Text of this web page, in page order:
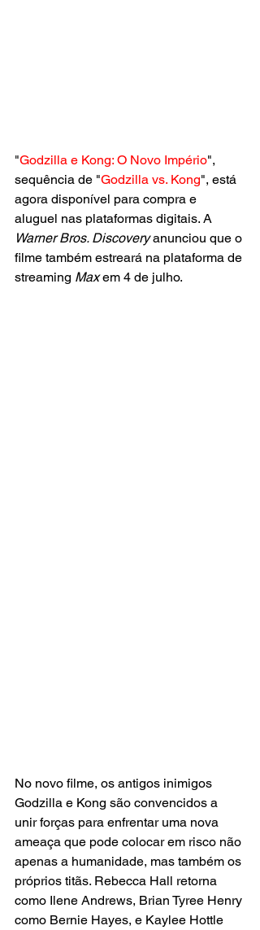
"Godzilla e Kong: O Novo Império",
sequência de "Godzilla vs. Kong", está
agora disponível para compra e
aluguel nas plataformas digitais. A
Warner Bros. Discovery anunciou que o
filme também estreará na plataforma de
streaming Max em 4 de julho.
No novo filme, os antigos inimigos
Godzilla e Kong são convencidos a
unir forças para enfrentar uma nova
ameaça que pode colocar em risco não
apenas a humanidade, mas também os
próprios titãs. Rebecca Hall retorna
como Ilene Andrews, Brian Tyree Henry
como Bernie Hayes, e Kaylee Hottle